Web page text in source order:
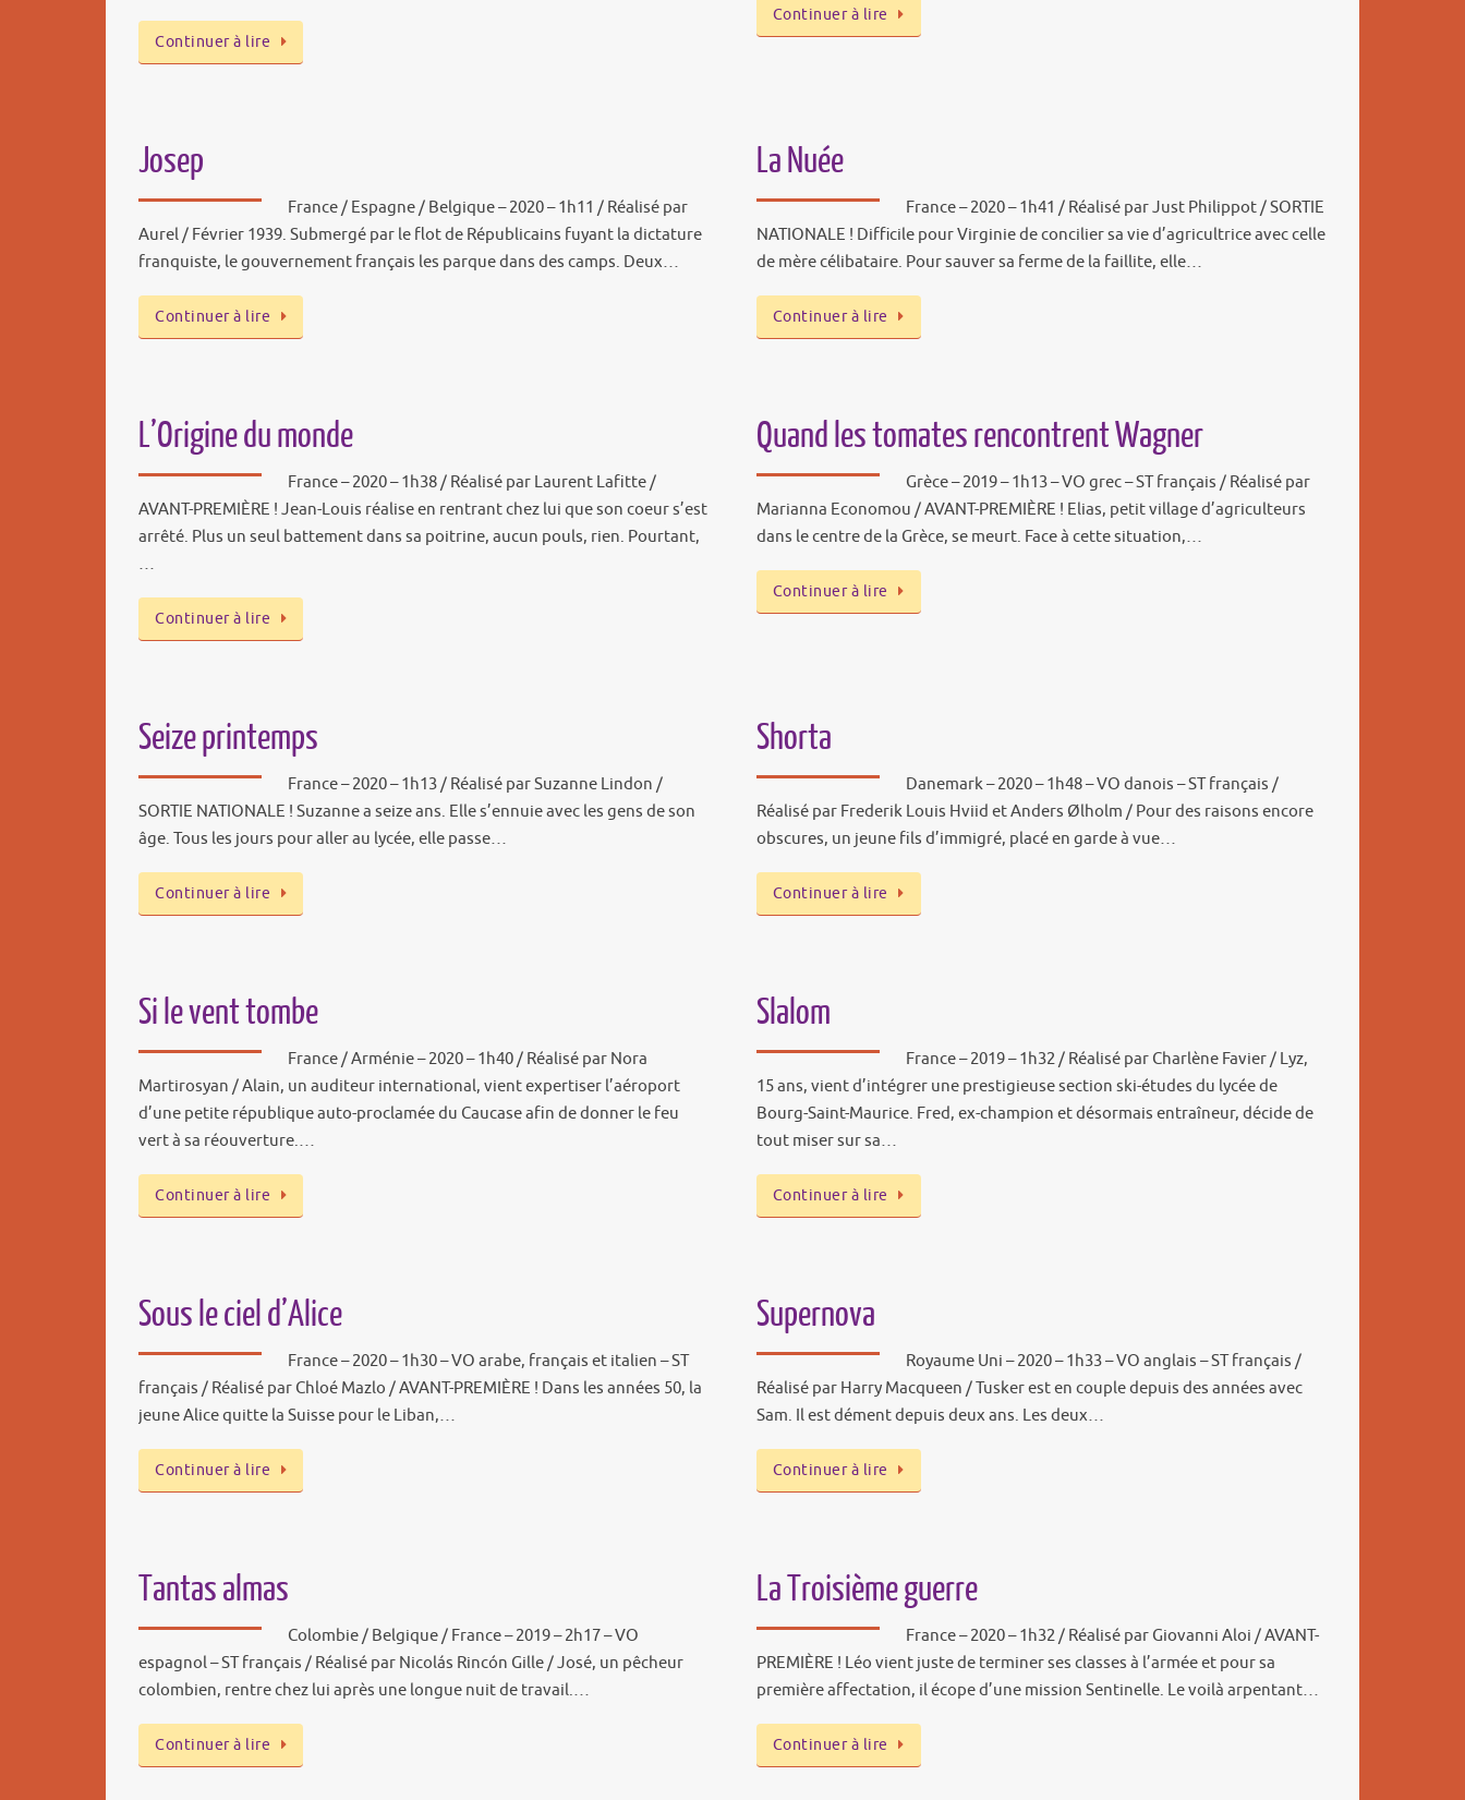
Continuer à lire
Continuer à lire
Josep
France / Espagne / Belgique – 2020 – 1h11 / Réalisé par
Aurel / Février 1939. Submergé par le flot de Républicains fuyant la dictature
franquiste, le gouvernement français les parque dans des camps. Deux…
Continuer à lire
La Nuée
France – 2020 – 1h41 / Réalisé par Just Philippot / SORTIE
NATIONALE ! Difficile pour Virginie de concilier sa vie d’agricultrice avec celle
de mère célibataire. Pour sauver sa ferme de la faillite, elle…
Continuer à lire
L’Origine du monde
France – 2020 – 1h38 / Réalisé par Laurent Lafitte /
AVANT-PREMIÈRE ! Jean-Louis réalise en rentrant chez lui que son coeur s’est
arrêté. Plus un seul battement dans sa poitrine, aucun pouls, rien. Pourtant,
…
Continuer à lire
Quand les tomates rencontrent Wagner
Grèce – 2019 – 1h13 – VO grec – ST français / Réalisé par
Marianna Economou / AVANT-PREMIÈRE ! Elias, petit village d’agriculteurs
dans le centre de la Grèce, se meurt. Face à cette situation,…
Continuer à lire
Seize printemps
France – 2020 – 1h13 / Réalisé par Suzanne Lindon /
SORTIE NATIONALE ! Suzanne a seize ans. Elle s’ennuie avec les gens de son
âge. Tous les jours pour aller au lycée, elle passe…
Continuer à lire
Shorta
Danemark – 2020 – 1h48 – VO danois – ST français /
Réalisé par Frederik Louis Hviid et Anders Ølholm / Pour des raisons encore
obscures, un jeune fils d’immigré, placé en garde à vue…
Continuer à lire
Si le vent tombe
France / Arménie – 2020 – 1h40 / Réalisé par Nora
Martirosyan / Alain, un auditeur international, vient expertiser l’aéroport
d’une petite république auto-proclamée du Caucase afin de donner le feu
vert à sa réouverture.…
Continuer à lire
Slalom
France – 2019 – 1h32 / Réalisé par Charlène Favier / Lyz,
15 ans, vient d’intégrer une prestigieuse section ski-études du lycée de
Bourg-Saint-Maurice. Fred, ex-champion et désormais entraîneur, décide de
tout miser sur sa…
Continuer à lire
Sous le ciel d’Alice
France – 2020 – 1h30 – VO arabe, français et italien – ST
français / Réalisé par Chloé Mazlo / AVANT-PREMIÈRE ! Dans les années 50, la
jeune Alice quitte la Suisse pour le Liban,…
Continuer à lire
Supernova
Royaume Uni – 2020 – 1h33 – VO anglais – ST français /
Réalisé par Harry Macqueen / Tusker est en couple depuis des années avec
Sam. Il est dément depuis deux ans. Les deux…
Continuer à lire
Tantas almas
Colombie / Belgique / France – 2019 – 2h17 – VO
espagnol – ST français / Réalisé par Nicolás Rincón Gille / José, un pêcheur
colombien, rentre chez lui après une longue nuit de travail.…
Continuer à lire
La Troisième guerre
France – 2020 – 1h32 / Réalisé par Giovanni Aloi / AVANT-
PREMIÈRE ! Léo vient juste de terminer ses classes à l’armée et pour sa
première affectation, il écope d’une mission Sentinelle. Le voilà arpentant…
Continuer à lire